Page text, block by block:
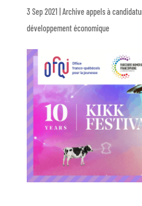
3 Sep 2021 Archive appels à
développement économique